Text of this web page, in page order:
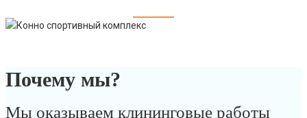
Почему мы?
Мы оказываем клининговые работы